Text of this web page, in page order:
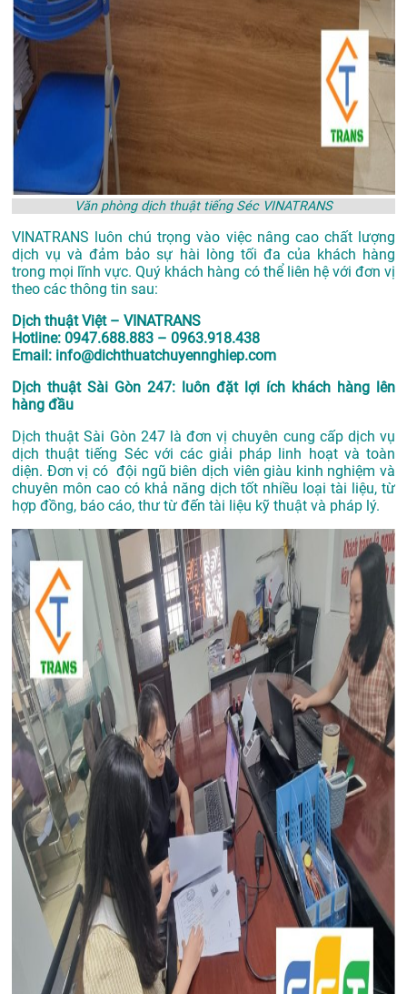
Văn phòng dịch thuật tiếng Séc VINATRANS
VINATRANS luôn chú trọng vào việc nâng cao chất lượng
dịch vụ và đảm bảo sự hài lòng tối đa của khách hàng
trong mọi lĩnh vực. Quý khách hàng có thể liên hệ với đơn vị
theo các thông tin sau:
Dịch thuật Việt – VINATRANS
Hotline: 0947.688.883 – 0963.918.438
Email: info@dichthuatchuyennghiep.com
Dịch thuật Sài Gòn 247: luôn đặt lợi ích khách hàng lên
hàng đầu
Dịch thuật Sài Gòn 247 là đơn vị chuyên cung cấp dịch vụ
dịch thuật tiếng Séc với các giải pháp linh hoạt và toàn
diện. Đơn vị có đội ngũ biên dịch viên giàu kinh nghiệm và
chuyên môn cao có khả năng dịch tốt nhiều loại tài liệu, từ
hợp đồng, báo cáo, thư từ đến tài liệu kỹ thuật và pháp lý.